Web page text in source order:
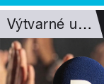
Výtvarné umění